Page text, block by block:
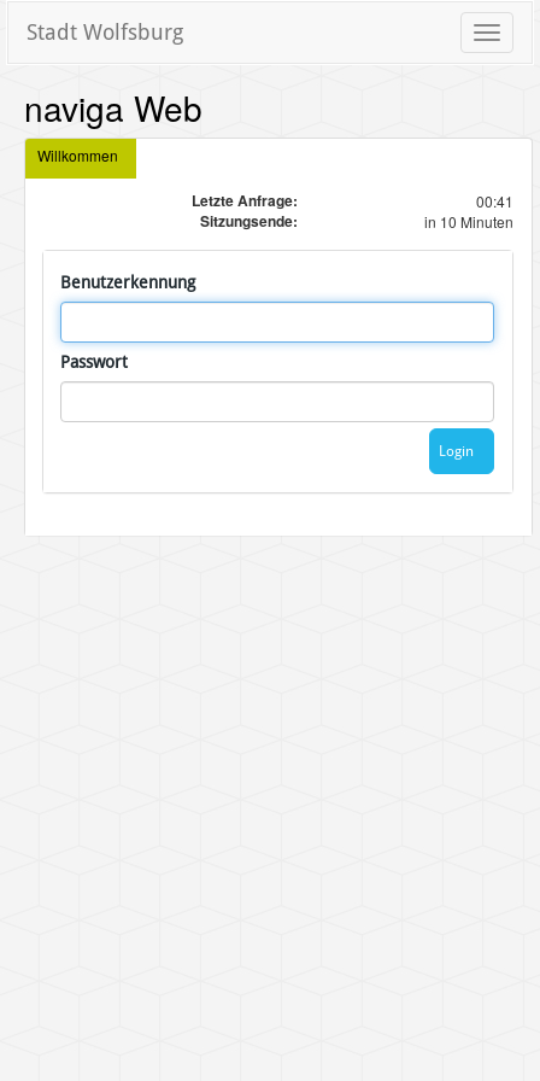
Toggle
Stadt Wolfsburg
naviga Web
Willkommen
Letzte Anfrage: 00:41
Sitzungsende: in 10 Minuten
Benutzerkennung
Passwort